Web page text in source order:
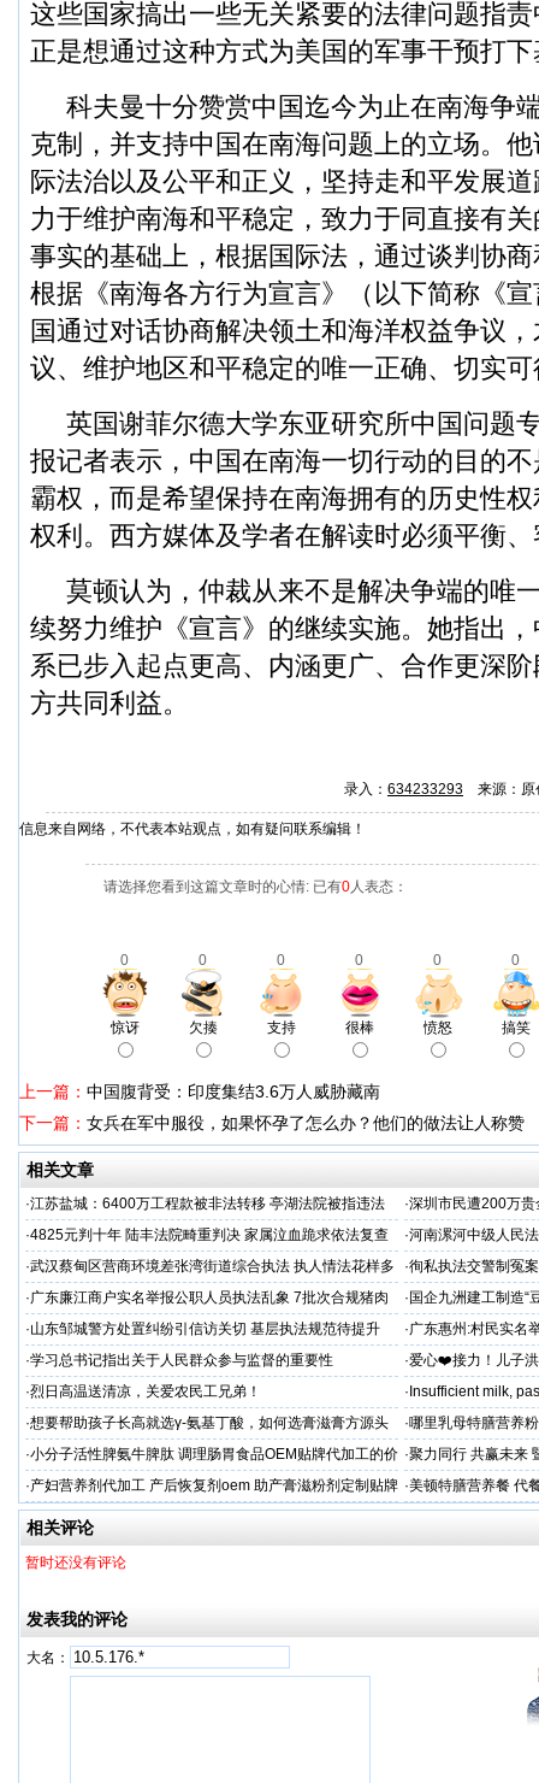
这些国家搞出一些无关紧要的法律问题指
正是想通过这种方式为美国的军事干预打
科夫曼十分赞赏中国迄今为止在南海争
克制，并支持中国在南海问题上的立场。
际法治以及公平和正义，坚持走和平发展
力于维护南海和平稳定，致力于同直接有
事实的基础上，根据国际法，通过谈判协
根据《南海各方行为宣言》（以下简称《
国通过对话协商解决领土和海洋权益争议
议、维护地区和平稳定的唯一正确、切实
英国谢菲尔德大学东亚研究所中国问题
报记者表示，中国在南海一切行动的目的
霸权，而是希望保持在南海拥有的历史性
权利。西方媒体及学者在解读时必须平衡
莫顿认为，仲裁从来不是解决争端的唯
续努力维护《宣言》的继续实施。她指出
系已步入起点更高、内涵更广、合作更深
方共同利益。
录入： 634233293 来源：
信息来自网络，不代表本站观点，如有疑问联系编辑！
请选择您看到这篇文章时的心情: 已有0人表态：
0 0 0 0 0 0
惊讶 欠揍 支持 很棒 愤怒 搞笑
上一篇： 中国腹背受：印度集结3.6万人威胁藏南
下一篇： 女兵在军中服役，如果怀孕了怎么办？他们的做法让人称赞
相关文章
·江苏盐城：6400万工程款被非法转移 亭湖法院被指违法
后拒不纠错
·深圳市民遭200万
呼吁督办纠偏
·4825元判十年 陆丰法院畸重判决 家属泣血跪求依法复查 ·河南漯河中级人民
·武汉蔡甸区营商环境差张湾街道综合执法 执人情法花样多
沦为恶意竞争的工具
·徇私执法交警制冤
控还我清白
·广东廉江商户实名举报公职人员执法乱象 7批次合规猪肉
遭违法查扣 市场垄断与利益输送疑云重重
· 国企九洲建工制造“
空文
·山东邹城警方处置纠纷引信访关切 基层执法规范待提升 ·广东惠州:村民实名
平兜底？
·学习总书记指出关于人民群众参与监督的重要性 ·爱心❤️接力！儿子
家庭，恳请好心人帮
·烈日高温送清凉，关爱农民工兄弟！ · Insufficient milk,
·想要帮助孩子长高就选γ-氨基丁酸，如何选膏滋膏方源头
工厂？
·哪里乳母特膳营养
·小分子活性脾氨牛脾肽 调理肠胃食品OEM贴牌代加工的价
格
·聚力同行 共赢未来
·产妇营养剂代加工 产后恢复剂oem 助产膏滋粉剂定制贴牌
厂
·美顿特膳营养餐 代
家
相关评论
暂时还没有评论
发表我的评论
大名：